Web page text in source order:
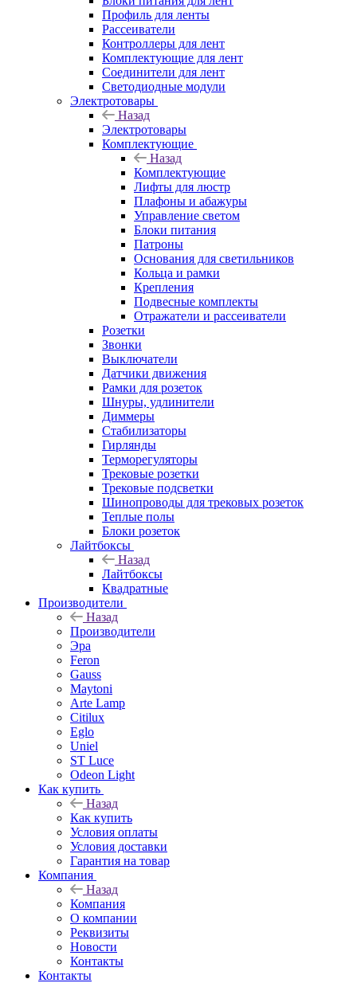
Профиль для ленты
Рассеиватели
Контроллеры для лент
Комплектующие для лент
Соединители для лент
Светодиодные модули
Электротовары
Назад
Электротовары
Комплектующие
Назад
Комплектующие
Лифты для люстр
Плафоны и абажуры
Управление светом
Блоки питания
Патроны
Основания для светильников
Кольца и рамки
Крепления
Подвесные комплекты
Отражатели и рассеиватели
Розетки
Звонки
Выключатели
Датчики движения
Рамки для розеток
Шнуры, удлинители
Диммеры
Стабилизаторы
Гирлянды
Терморегуляторы
Трековые розетки
Трековые подсветки
Шинопроводы для трековых розеток
Теплые полы
Блоки розеток
Лайтбоксы
Назад
Лайтбоксы
Квадратные
Производители
Назад
Производители
Эра
Feron
Gauss
Maytoni
Arte Lamp
Citilux
Eglo
Uniel
ST Luce
Odeon Light
Как купить
Назад
Как купить
Условия оплаты
Условия доставки
Гарантия на товар
Компания
Назад
Компания
О компании
Реквизиты
Новости
Контакты
Контакты